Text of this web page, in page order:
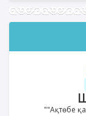
""Ақтөбе